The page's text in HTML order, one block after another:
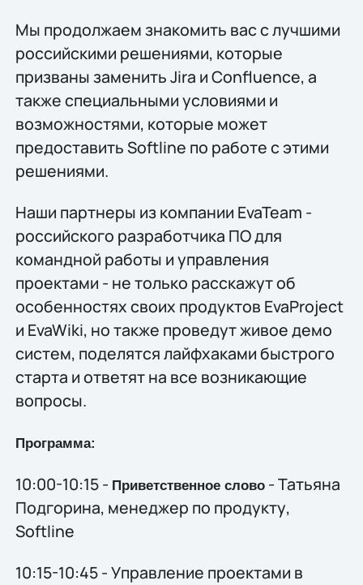
Мы продолжаем знакомить вас с лучшими
российскими решениями, которые
призваны заменить Jira и Confluence, а
также специальными условиями и
возможностями, которые может
предоставить Softline по работе с этими
решениями.
Наши партнеры из компании EvaTeam -
российского разработчика ПО для
командной работы и управления
проектами - не только расскажут об
особенностях своих продуктов EvaProject
и EvaWiki, но также проведут живое демо
систем, поделятся лайфхаками быстрого
старта и ответят на все возникающие
вопросы.
Программа:
10:00-10:15 - Приветственное слово- Татьяна
Подгорина, менеджер по продукту,
Softline
10:15-10:45 - Управление проектами в